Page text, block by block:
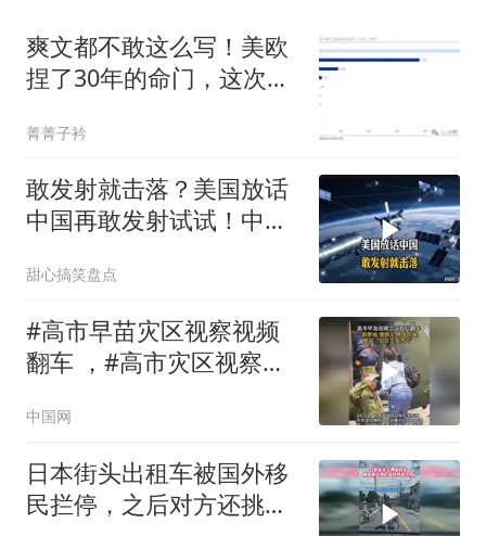
爽文都不敢这么写！美欧
捏了30年的命门，这次被
菁菁子衿
敢发射就击落？美国放话
中国再敢发射试试！中方
甜心搞笑盘点
#高市早苗灾区视察视频
翻车 ，#高市灾区视察视
民正忍受酷热停水，日
媒：政府应倾听灾民呼
喊，而不是摆拍宣传片
中国网
日本街头出租车被国外移
民拦停，之后对方还挑衅